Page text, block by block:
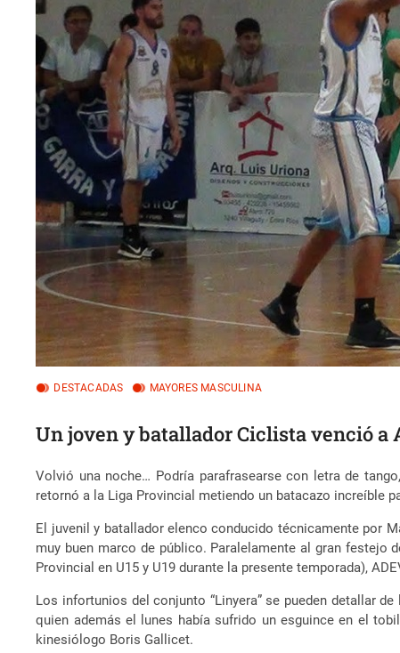
DESTACADAS MAYORES MASCULINA
Un joven y batallador Ciclista venció a
Volvió una noche… Podría parafrasearse con letra de
retornó a la Liga Provincial metiendo un batacazo increíble
El juvenil y batallador elenco conducido técnicamente por
muy buen marco de público. Paralelamente al gran
Provincial en U15 y U19 durante la presente temporada),
Los infortunios del conjunto “Linyera” se pueden detallar
quien además el lunes había sufrido un esguince en el
kinesiólogo Boris Gallicet.